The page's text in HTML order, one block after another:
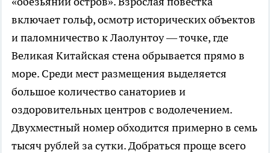
включает гольф, осмотр исторических объектов
и паломничество к Лаолунтоу — точке, где
Великая Китайская стена обрывается прямо в
море. Среди мест размещения выделяется
большое количество санаториев и
оздоровительных центров с водолечением.
Двухместный номер обходится примерно в семь
тысяч рублей за сутки. Добраться проще всего